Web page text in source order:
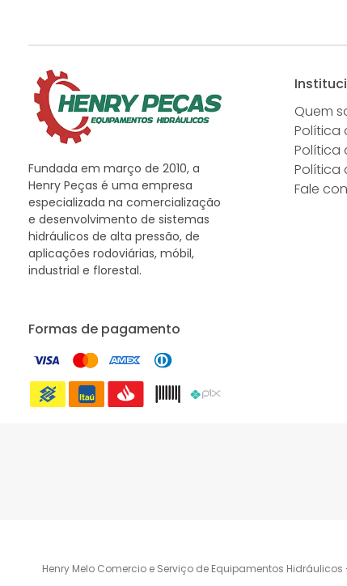
Fundada em março de 2010, a
Henry Peças é uma empresa
especializada na comercialização
e desenvolvimento de sistemas
hidráulicos de alta pressão, de
aplicações rodoviárias, móbil,
industrial e florestal.
Formas de pagamento
Quem
Política
Política
Política
Fale
Henry Melo Comercio e Serviço de Equipamentos